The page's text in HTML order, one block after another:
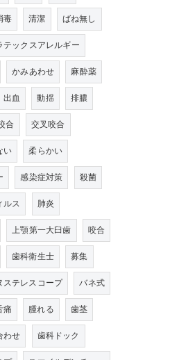
毒 清潔
ばね無し
テックスアレルギー
かみあわせ
麻酔薬
出血 動揺
排膿
合
交叉咬合
い
柔らかい
感染症対策
殺菌
ルス
肺炎
上顎第一大臼歯
咬合
歯科衛生士
募集
ステレスコープ
バネ式
痛 腫れる
歯茎
わせ
歯科ドック